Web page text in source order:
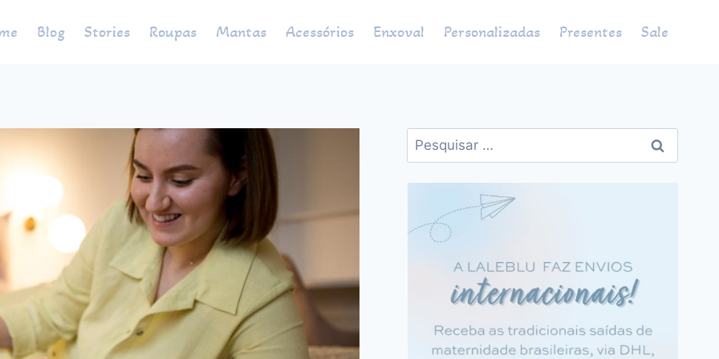
Blog Stories Roupas Mantas Acessórios Enxoval Personalizadas Presentes Sale
Pesquisar
por: